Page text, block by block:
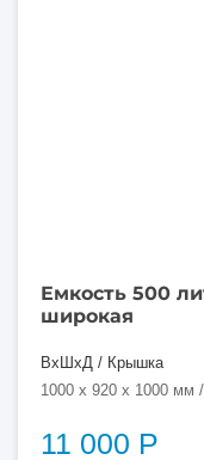
Емкость 500
широкая
ВхШхД / Крышка
1000 x 920 x 1000 мм
11 000 Р